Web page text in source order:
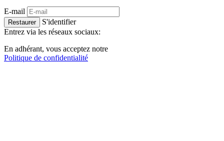
E-mail
Restaurer
S'identifier
Entrez via les réseaux sociaux:
En adhérant, vous acceptez notre
Politique de confidentialité